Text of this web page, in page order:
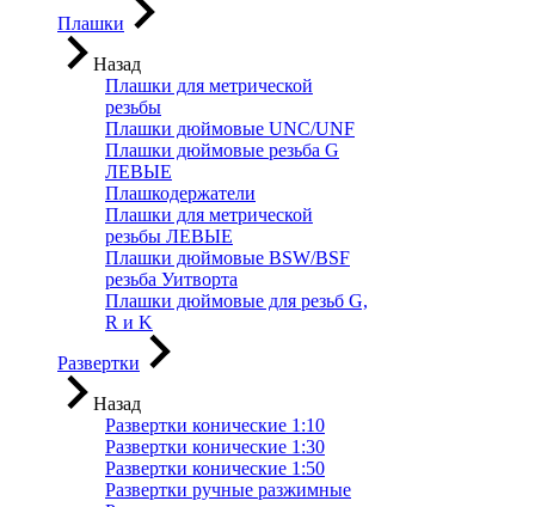
Плашки
Назад
Плашки для метрической
резьбы
Плашки дюймовые UNC/UNF
Плашки дюймовые резьба G
ЛЕВЫЕ
Плашкодержатели
Плашки для метрической
резьбы ЛЕВЫЕ
Плашки дюймовые BSW/BSF
резьба Уитворта
Плашки дюймовые для резьб G,
R и K
Развертки
Назад
Развертки конические 1:10
Развертки конические 1:30
Развертки конические 1:50
Развертки ручные разжимные